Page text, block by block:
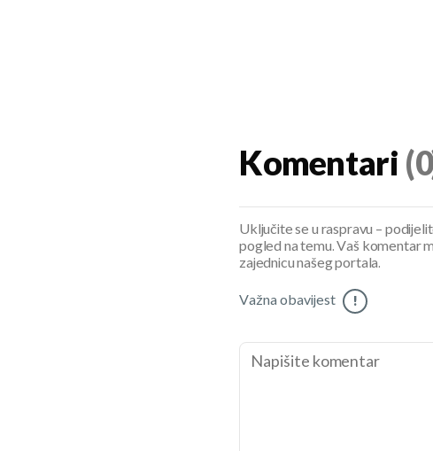
Komentari
Uključite se u raspravu –
pogled na temu. Vaš komentar
zajednicu našeg portala.
Važna obavijest !